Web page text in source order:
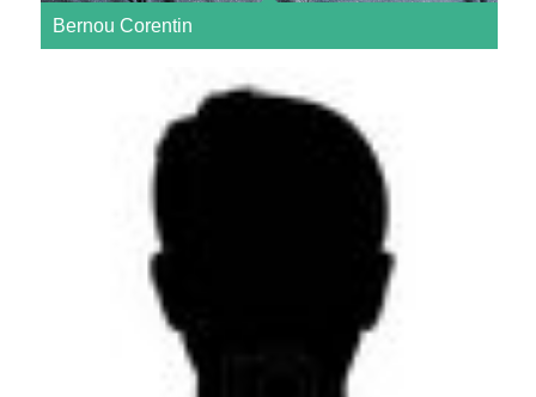
Bernou Corentin